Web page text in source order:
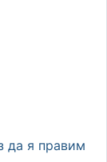
да я правим